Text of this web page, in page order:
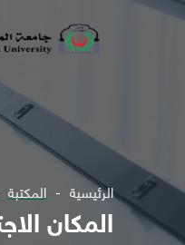
الرئيسية المكتبة
المكان